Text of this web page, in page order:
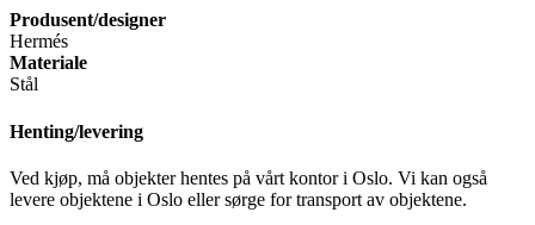
Produsent/designer
Hermés
Materiale
Stål
Henting/levering
Ved kjøp, må objekter hentes på vårt kontor i Oslo. Vi kan også
levere objektene i Oslo eller sørge for transport av objektene.